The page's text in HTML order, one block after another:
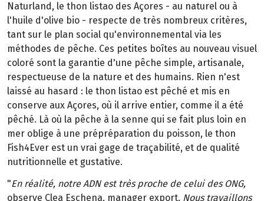
Naturland, le thon listao des Açores - au naturel ou à
l'huile d'olive bio - respecte de très nombreux critères,
tant sur le plan social qu'environnemental via les
méthodes de pêche. Ces petites boîtes au nouveau visuel
coloré sont la garantie d'une pêche simple, artisanale,
respectueuse de la nature et des humains. Rien n'est
laissé au hasard : le thon listao est pêché et mis en
conserve aux Açores, où il arrive entier, comme il a été
pêché. Là où la pêche à la senne qui se fait plus loin en
mer oblige à une prépréparation du poisson, le thon
Fish4Ever est un vrai gage de traçabilité, et de qualité
nutritionnelle et gustative.
"En réalité, notre ADN est très proche de celui des ONG,
observe Clea Eschena, manager export. Nous travaillons